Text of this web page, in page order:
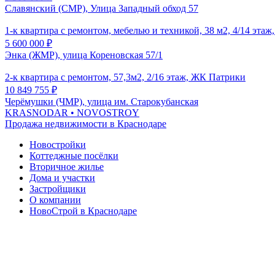
Славянский (СМР), Улица Западный обход 57
1-к квартира с ремонтом, мебелью и техникой, 38 м2, 4/14
5 600 000 ₽
Энка (ЖМР), улица Кореновская 57/1
2-к квартира с ремонтом, 57,3м2, 2/16 этаж, ЖК Патрики
10 849 755 ₽
Черёмушки (ЧМР), улица им. Старокубанская
KRASNODAR • NOVOSTROY
Продажа недвижимости в Краснодаре
Новостройки
Коттеджные посёлки
Вторичное жилье
Дома и участки
Застройщики
О компании
НовоСтрой в Краснодаре